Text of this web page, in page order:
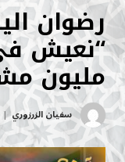
رضوان
“نعيش
مليون
سفيان الزرزوري